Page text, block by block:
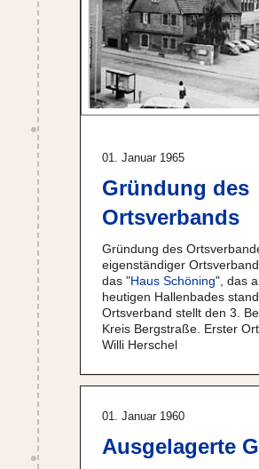
01. Januar 1965
Gründung des
Ortsverbands
Gründung des
eigenständiger
das "Haus Schöning", das
heutigen Hallenbades
Ortsverband stellt den 3.
Kreis Bergstraße. Erster
Willi Herschel
01. Januar 1960
Ausgelagerte